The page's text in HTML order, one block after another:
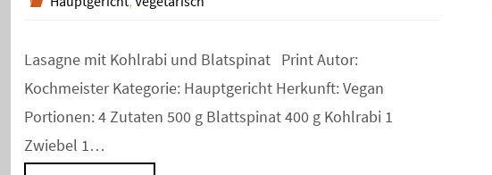
Lasagne mit Kohlrabi und Blatspinat Print Autor:
Kochmeister Kategorie: Hauptgericht Herkunft: Vegan
Portionen: 4 Zutaten 500 g Blattspinat 400 g Kohlrabi 1
Zwiebel 1…